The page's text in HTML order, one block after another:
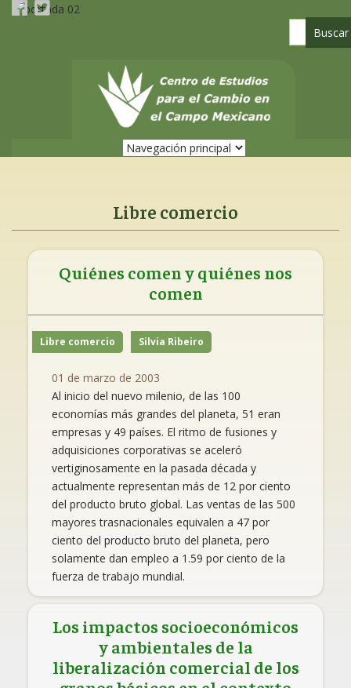
Pasar
Libre comercio
Quiénes comen y quiénes nos
comen
Libre comercio Silvia Ribeiro
01 de marzo de 2003
Al inicio del nuevo milenio, de las 100
economías más grandes del planeta, 51 eran
empresas y 49 países. El ritmo de fusiones y
adquisiciones corporativas se aceleró
vertiginosamente en la pasada década y
actualmente representan más de 12 por ciento
del producto bruto global. Las ventas de las 500
mayores trasnacionales equivalen a 47 por
ciento del producto bruto del planeta, pero
solamente dan empleo a 1.59 por ciento de la
fuerza de trabajo mundial.
Los impactos socioeconómicos
y ambientales de la
liberalización comercial de los